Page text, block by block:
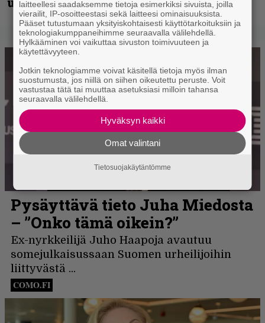
laitteellesi saadaksemme tietoja esimerkiksi sivuista, joilla
vierailit, IP-osoitteestasi sekä laitteesi ominaisuuksista.
Pääset tutustumaan yksityiskohtaisesti käyttötarkoituksiin ja
teknologiakumppaneihimme seuraavalla välilehdellä.
Hylkääminen voi vaikuttaa sivuston toimivuuteen ja
käytettävyyteen.
Jotkin teknologiamme voivat käsitellä tietoja myös ilman
suostumusta, jos niillä on siihen oikeutettu peruste. Voit
vastustaa tätä tai muuttaa asetuksiasi milloin tahansa
seuraavalla välilehdellä.
Hyväksyn kaikki
Omat valintani
Tietosuojakäytäntömme